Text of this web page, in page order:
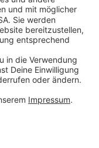
innerhalb
Deutschlands
36, D-70182